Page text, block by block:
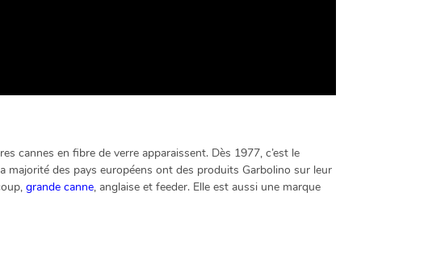
cannes en fibre de verre apparaissent. Dès 1977, c’est le
majorité des pays européens ont des produits Garbolino sur leur
grande canne, anglaise et feeder. Elle est aussi une marque